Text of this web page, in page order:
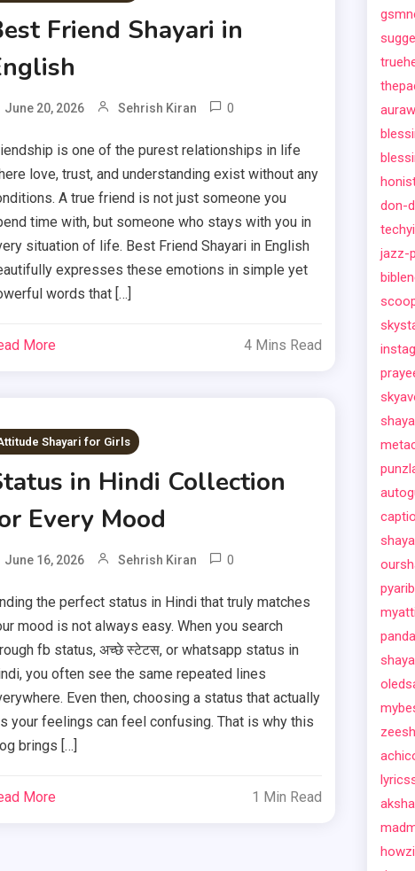
Friend Shayari in
June 20, 2026 Sehrish Kiran 0
is one of the purest relationships in life
love, trust, and understanding exist without any
A true friend is not just someone you
time with, but someone who stays with you in
situation of life. Best Friend Shayari in English
expresses these emotions in simple yet
words that […]
More 4 Mins Read
Shayari for Girls
in Hindi Collection
Every Mood
June 16, 2026 Sehrish Kiran 0
the perfect status in Hindi that truly matches
mood is not always easy. When you search
fb status, अच्छे स्टेटस, or whatsapp status in
you often see the same repeated lines
Even then, choosing a status that actually
your feelings can feel confusing. That is why this
brings […]
More 1 Min Read
don-
jazz-